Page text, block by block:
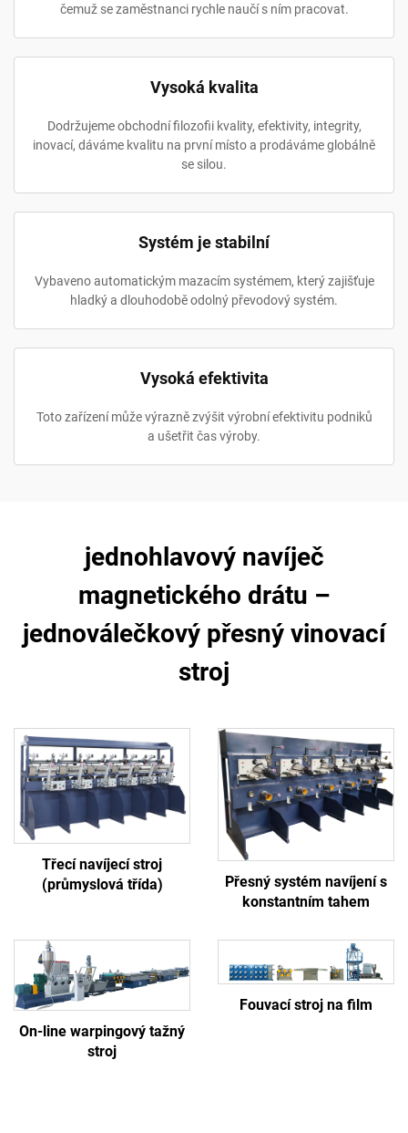
čemuž se zaměstnanci rychle naučí s ním pracovat.
Vysoká kvalita
Dodržujeme obchodní filozofii kvality, efektivity, integrity,
inovací, dáváme kvalitu na první místo a prodáváme globálně
se silou.
Systém je stabilní
Vybaveno automatickým mazacím systémem, který zajišťuje
hladký a dlouhodobě odolný převodový systém.
Vysoká efektivita
Toto zařízení může výrazně zvýšit výrobní efektivitu podniků
a ušetřit čas výroby.
jednohlavový navíječ
magnetického drátu –
jednoválečkový přesný vinovací
stroj
Třecí navíjecí stroj
(průmyslová třída)
Přesný systém navíjení s
konstantním tahem
On-line warpingový tažný
stroj
Fouvací stroj na film